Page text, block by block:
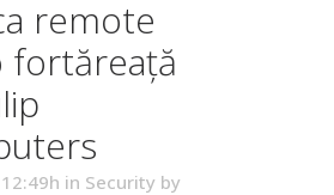
remote
fortăreață
in Security by